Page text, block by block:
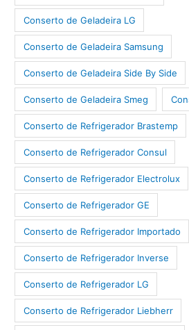
Conserto de Geladeira LG
Conserto de Geladeira Samsung
Conserto de Geladeira Side By Side
Conserto de Geladeira Smeg
Conserto de Refrigerador Brastemp
Conserto de Refrigerador Consul
Conserto de Refrigerador Electrolux
Conserto de Refrigerador GE
Conserto de Refrigerador Importado
Conserto de Refrigerador Inverse
Conserto de Refrigerador LG
Conserto de Refrigerador Liebherr